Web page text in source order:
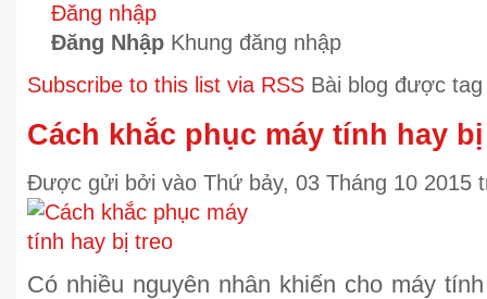
Đăng nhập
Đăng Nhập Khung đăng nhập
Subscribe to this list via RSS Bài blog được
Cách khắc phục máy tính hay
Được gửi bởi vào Thứ bảy, 03 Tháng 10 2015
Có nhiều nguyên nhân khiến cho máy